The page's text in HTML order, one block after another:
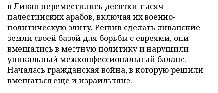
в Ливан переместились десятки тысяч
палестинских арабов, включая их военно-
политическую элиту. Решив сделать ливанские
земли своей базой для борьбы с евреями, они
вмешались в местную политику и нарушили
уникальный межконфессиональный баланс.
Началась гражданская война, в которую решили
вмешаться еще и израильтяне.